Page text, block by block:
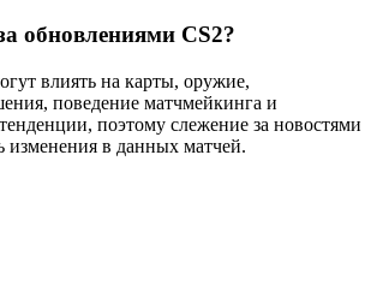
обновлениями CS2?
влиять на карты, оружие,
поведение матчмейкинга и
поэтому слежение за новостями
изменения в данных матчей.